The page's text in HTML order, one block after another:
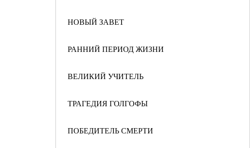
НОВЫЙ ЗАВЕТ
РАННИЙ ПЕРИОД ЖИЗНИ
ВЕЛИКИЙ УЧИТЕЛЬ
ТРАГЕДИЯ ГОЛГОФЫ
ПОБЕДИТЕЛЬ СМЕРТИ